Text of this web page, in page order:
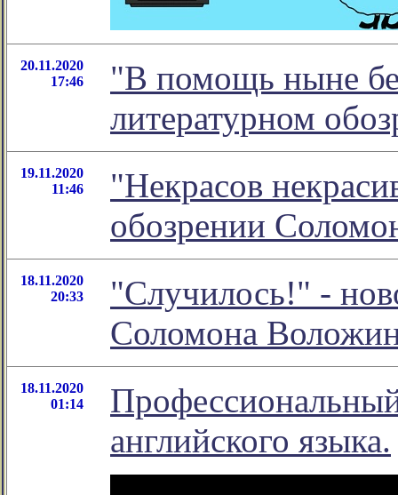
20.11.2020
17:46
"В помощь ныне
литературном
19.11.2020
11:46
"Некрасов
обозрении
18.11.2020
20:33
"Случилось!" -
Соломона
18.11.2020
01:14
английского языка.